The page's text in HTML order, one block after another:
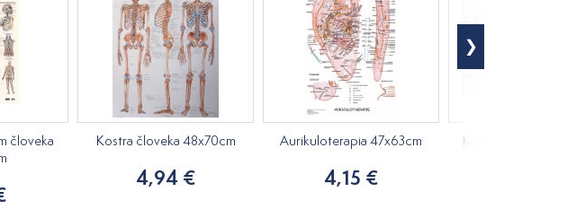
človeka
Kostra človeka 48x70cm
4,94 €
Aurikuloterapia 47x63cm
4,15 €
Kostra a svalstvo